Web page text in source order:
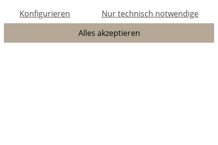
Nur technisch notwendige
Konfigurieren
Alles akzeptieren